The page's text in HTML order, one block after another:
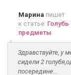
Марина пишет
к статье:
предметы
Здравствуйте, у
сидели 2
посередине...